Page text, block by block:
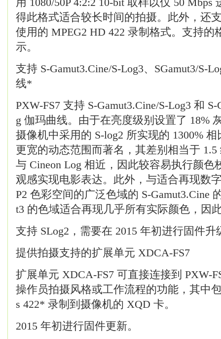
得此格式适合较长时间的拍摄。此外，还
使用的 MPEG2 HD 422 录制格式。支持的
示。
支持 S-Gamut3.Cine/S-Log3、SGamut3/S-
线*
PXW-FS7 支持 S-Gamut3.Cine/S-Log3 和
g 伽玛曲线。由于在亮度级别设置了 18%
摄像机中采用的 S-log2 所实现的 1300%
更宽的动态范围而著名，其差别相当于
与 Cineon Log 相近，因此较容易执行颜色
观感实现电影表达。此外，与适合再现数
P2 色彩空间的广泛色域的 S-Gamut3.Cine
t3 的色域适合再现几乎所有实际颜色，因
支持 SLog2，需要在 2015 年初进行固件升
提供拍摄支持的扩展单元 XDCA-FS7
扩展单元 XDCA-FS7 可直接连接到 PXW-
操作员拍摄风格或工作流程的功能，其中
s 422* 录制到摄像机的 XQD 卡。
2015 年初进行固件更新。